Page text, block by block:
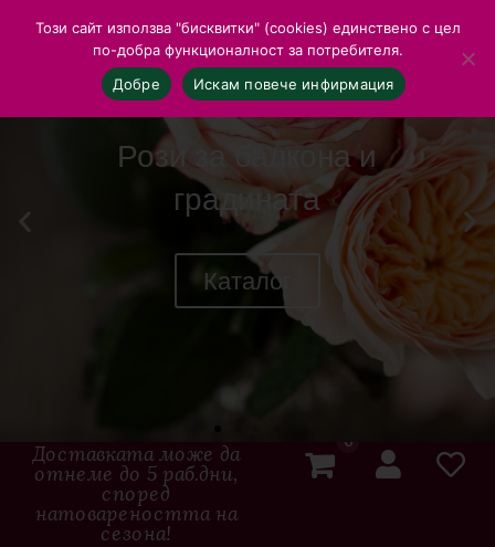
Рози за балкона и
градината
Каталог
Доставката може да
отнеме до 5 раб.дни,
според
натовареността на
сезона!
0
Този сайт използва "бисквитки" (cookies) единствено с цел
по-добра функционалност за потребителя.
Добре
Искам повече инфирмация